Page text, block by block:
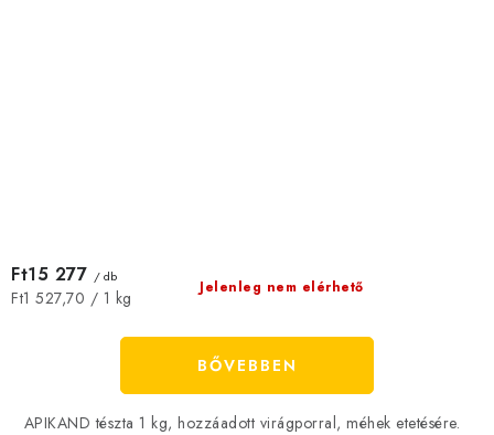
Jelenleg nem elérhető
Ft15 277 / db
Egységár:
Ft1 527,70 / 1 kg
BŐVEBBEN
APIKAND tészta 1 kg, hozzáadott virágporral, méhek etetésére.